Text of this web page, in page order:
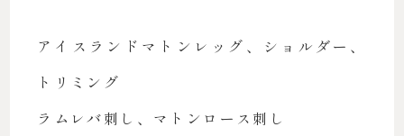
アイスランドマトンレッグ、ショルダー、
トリミング
ラムレバ刺し、マトンロース刺し